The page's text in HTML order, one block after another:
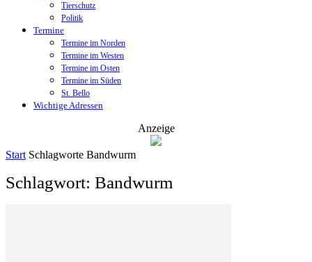
Tierschutz
Politik
Termine
Termine im Norden
Termine im Westen
Termine im Osten
Termine im Süden
St. Bello
Wichtige Adressen
Anzeige
Start Schlagworte Bandwurm
Schlagwort: Bandwurm